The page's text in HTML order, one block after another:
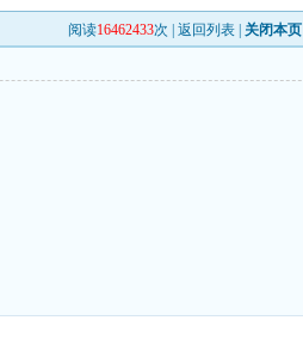
阅读16462433次 |返回列表 关闭本页